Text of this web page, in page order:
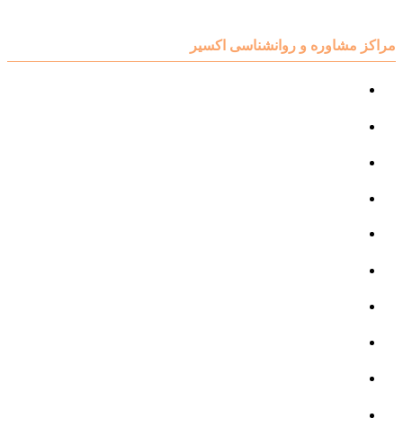
مراکز مشاوره و روانشناسی اکسیر